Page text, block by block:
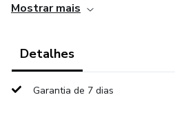
Em 10 módulos claros e
Mostrar mais
Detalhes
Garantia de 7 dias